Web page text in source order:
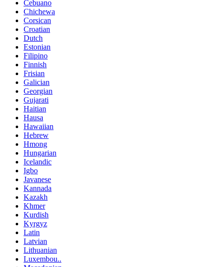
Cebuano
Chichewa
Corsican
Croatian
Dutch
Estonian
Filipino
Finnish
Frisian
Galician
Georgian
Gujarati
Haitian
Hausa
Hawaiian
Hebrew
Hmong
Hungarian
Icelandic
Igbo
Javanese
Kannada
Kazakh
Khmer
Kurdish
Kyrgyz
Latin
Latvian
Lithuanian
Luxembou..